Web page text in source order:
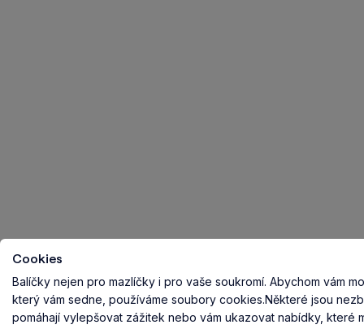
Cookies
Balíčky nejen pro mazlíčky i pro vaše soukromí. Abychom vám
který vám sedne, používáme soubory cookies.Některé jsou
pomáhají vylepšovat zážitek nebo vám ukazovat nabídky, které